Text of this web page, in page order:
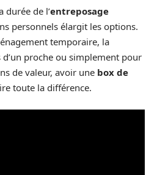
durée de l’entreposage
personnels élargit les options.
temporaire, la
proche ou simplement pour
de valeur, avoir une box de
toute la différence.